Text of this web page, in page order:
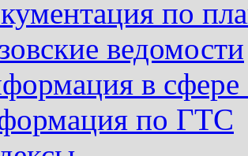
по
ведомости
в сфере
по ГТС